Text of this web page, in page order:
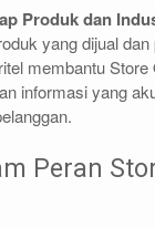
Produk dan
yang dijual
membantu Store
informasi yang
Peran